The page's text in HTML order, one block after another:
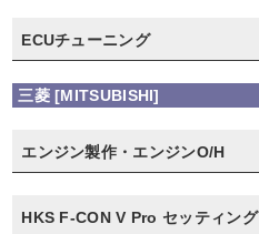
ECUチューニング
三菱 [MITSUBISHI]
エンジン製作・エンジンO/H
HKS F-CON V Pro セッティング